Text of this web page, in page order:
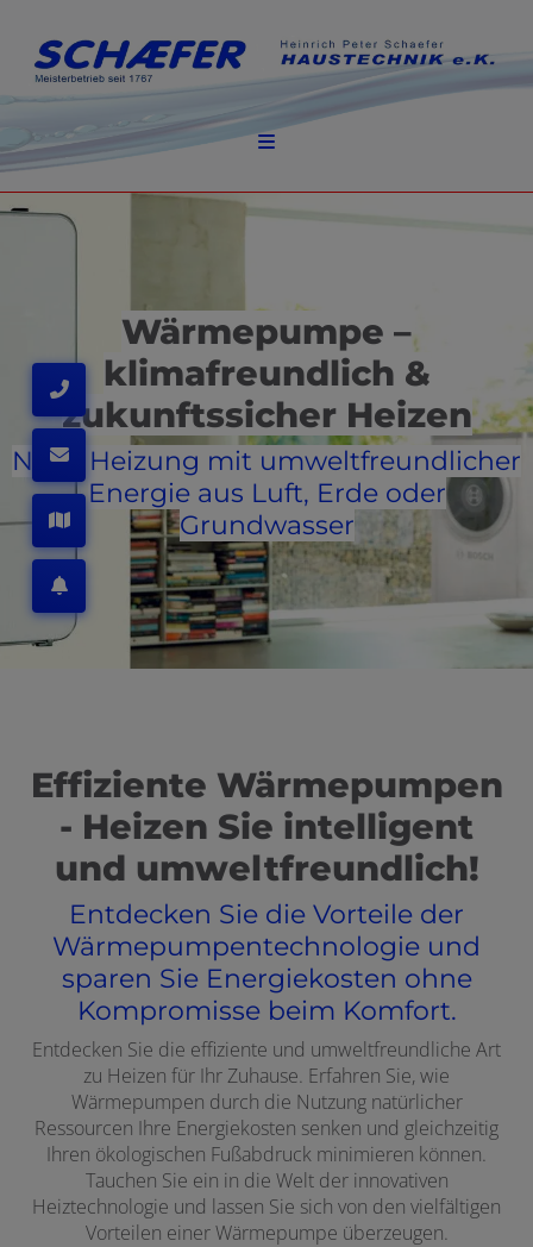
Wärmepumpe –
klimafreundlich &
zukunftssicher Heizen
Neue Heizung mit umweltfreundlicher
Energie aus Luft, Erde oder
Grundwasser
Effiziente Wärmepumpen
- Heizen Sie intelligent
und umweltfreundlich!
Entdecken Sie die Vorteile der
Wärmepumpentechnologie und
sparen Sie Energiekosten ohne
Kompromisse beim Komfort.
Entdecken Sie die effiziente und umweltfreundliche Art
zu Heizen für Ihr Zuhause. Erfahren Sie, wie
Wärmepumpen durch die Nutzung natürlicher
Ressourcen Ihre Energiekosten senken und gleichzeitig
Ihren ökologischen Fußabdruck minimieren können.
Tauchen Sie ein in die Welt der innovativen
Heiztechnologie und lassen Sie sich von den vielfältigen
Vorteilen einer Wärmepumpe überzeugen.
schließen
schließen